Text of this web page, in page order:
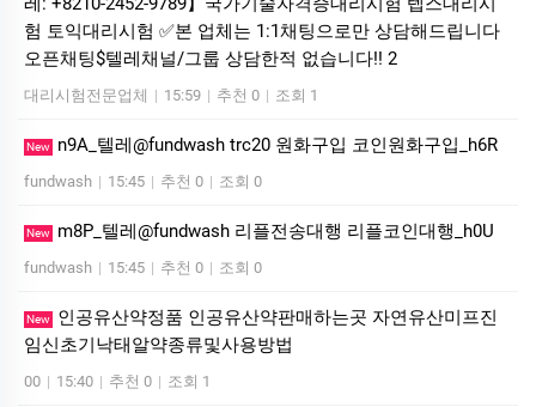
험 토익대리시험 ✅본 업체는 1:1채팅으로만 상담해드립니다
오픈채팅$텔레채널/그룹 상담한적 없습니다!! 2
대리시험전문업체 | 15:59 | 추천 0 | 조회 1
New n9A_텔레@fundwash trc20 원화구입 코인원화구입_h6R
fundwash | 15:45 | 추천 0 | 조회 0
New m8P_텔레@fundwash 리플전송대행 리플코인대행_h0U
fundwash | 15:45 | 추천 0 | 조회 0
New
인공유산약정품 인공유산약판매하는곳 자연유산미프진
임신초기낙태알약종류및사용방법
00 | 15:40 | 추천 0 | 조회 1